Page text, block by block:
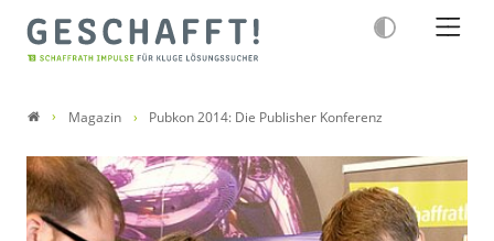
Magazin Pubkon 2014: Die Publisher Konferenz